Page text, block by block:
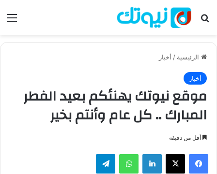
بحث عن
الرئيسية / أخبار
أخبار
موقع نيوتك يهنئكم بعيد الفطر
المبارك .. كل عام وأنتم بخير
أقل من دقيقة
فيسبوك لينكدإن واتساب